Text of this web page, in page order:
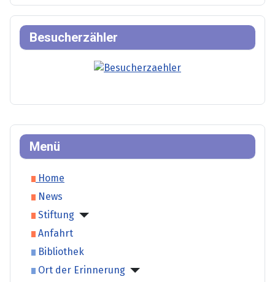
Menü
Home
News
Stiftung
Anfahrt
Bibliothek
Ort der Erinnerung
Besucherzähler